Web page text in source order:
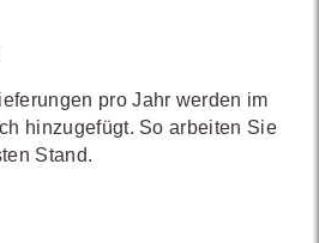
pro Jahr werden im
hinzugefügt. So arbeiten Sie
Stand.